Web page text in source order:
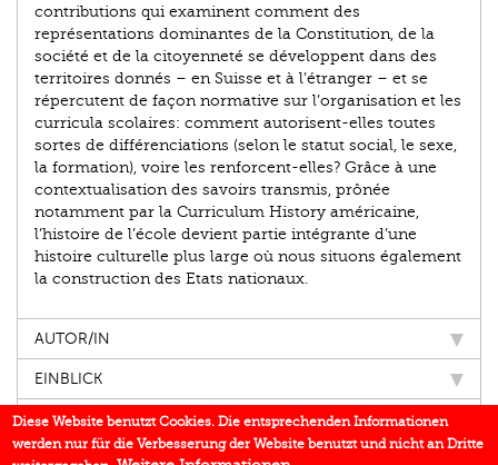
contributions qui examinent comment des
représentations dominantes de la Constitution, de la
société et de la citoyenneté se développent dans des
territoires donnés – en Suisse et à l’étranger – et se
répercutent de façon normative sur l’organisation et les
curricula scolaires: comment autorisent-elles toutes
sortes de différenciations (selon le statut social, le sexe,
la formation), voire les renforcent-elles? Grâce à une
contextualisation des savoirs transmis, prônée
notamment par la Curriculum History américaine,
l’histoire de l’école devient partie intégrante d’une
histoire culturelle plus large où nous situons également
la construction des Etats nationaux.
AUTOR/IN
EINBLICK
IN DEN MEDIEN
BUCHREIHE
Diese Website benutzt Cookies. Die entsprechenden Informationen
werden nur für die Verbesserung der Website benutzt und nicht an Dritte